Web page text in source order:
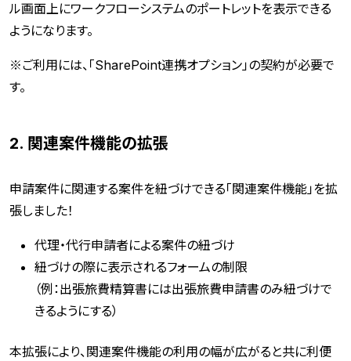
ル画面上にワークフローシステムのポートレットを表示できる
ようになります。
※ご利用には、「SharePoint連携オプション」の契約が必要で
す。
2. 関連案件機能の拡張
申請案件に関連する案件を紐づけできる「関連案件機能」を拡
張しました！
代理・代行申請者による案件の紐づけ
紐づけの際に表示されるフォームの制限
（例：出張旅費精算書には出張旅費申請書のみ紐づけで
きるようにする）
本拡張により、関連案件機能の利用の幅が広がると共に利便